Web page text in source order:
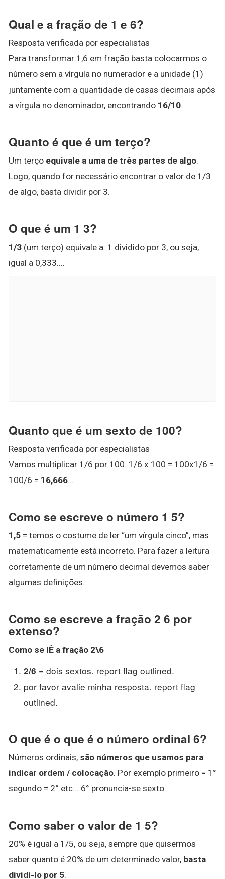
Qual e a fração de 1 e 6?
Resposta verificada por especialistas
Para transformar 1,6 em fração basta colocarmos o
número sem a vírgula no numerador e a unidade (1)
juntamente com a quantidade de casas decimais após
a vírgula no denominador, encontrando 16/10.
Quanto é que é um terço?
Um terço equivale a uma de três partes de algo.
Logo, quando for necessário encontrar o valor de 1/3
de algo, basta dividir por 3.
O que é um 1 3?
1/3 (um terço) equivale a: 1 dividido por 3, ou seja,
igual a 0,333....
Quanto que é um sexto de 100?
Resposta verificada por especialistas
Vamos multiplicar 1/6 por 100. 1/6 x 100 = 100x1/6 =
100/6 = 16,666...
Como se escreve o número 1 5?
1,5 = temos o costume de ler “um vírgula cinco”, mas
matematicamente está incorreto. Para fazer a leitura
corretamente de um número decimal devemos saber
algumas definições.
Como se escreve a fração 2 6 por
extenso?
Como se lÊ a fração 2\6
2/6 = dois sextos. report flag outlined.
por favor avalie minha resposta. report flag
outlined.
O que é o que é o número ordinal 6?
Números ordinais, são números que usamos para
indicar ordem / colocação. Por exemplo primeiro = 1°
segundo = 2° etc... 6° pronuncia-se sexto.
Como saber o valor de 1 5?
20% é igual a 1/5, ou seja, sempre que quisermos
saber quanto é 20% de um determinado valor, basta
dividi-lo por 5.